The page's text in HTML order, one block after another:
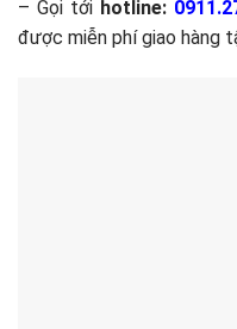
– Gọi tới hotline:
được miễn phí giao hàng